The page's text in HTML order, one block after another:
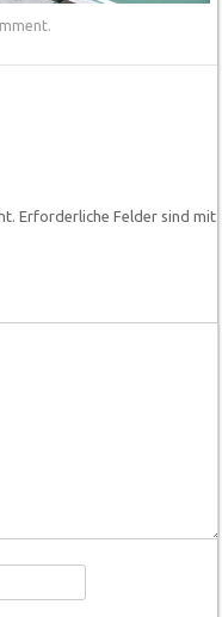
.
Erforderliche Felder sind mit